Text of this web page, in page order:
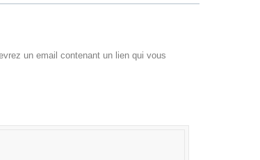
un email contenant un lien qui vous